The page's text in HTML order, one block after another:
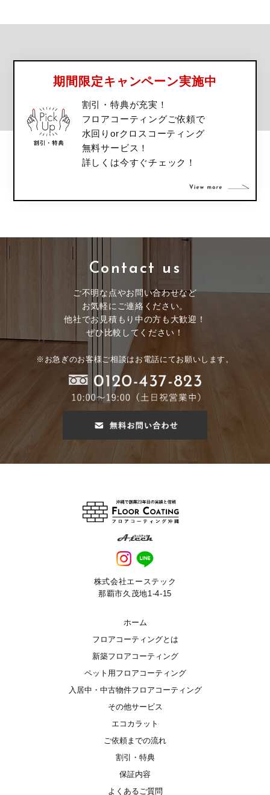
期間限定キャンペーン実施中
割引・特典が充実！
フロアコーティングご依頼で
水回りorクロスコーティング
無料サービス！
詳しくは今すぐチェック！
Contact us
ご不明な点やお問い合わせなど
お気軽にご連絡ください。
他社でお見積もり中の方も大歓迎！
ぜひ比較してください！
※お急ぎのお客様ご相談はお電話にてお願いします。
株式会社エーステック
那覇市久茂地1-4-15
ホーム
フロアコーティングとは
新築フロアコーティング
ペット用フロアコーティング
入居中・中古物件フロアコーティング
その他サービス
エコカラット
ご依頼までの流れ
割引・特典
保証内容
よくあるご質問